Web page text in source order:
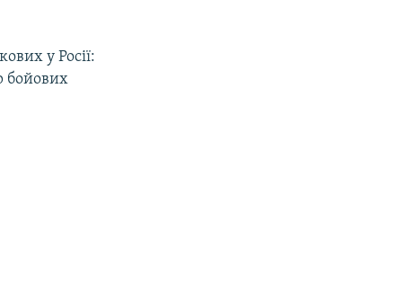
у Росії:
бойових